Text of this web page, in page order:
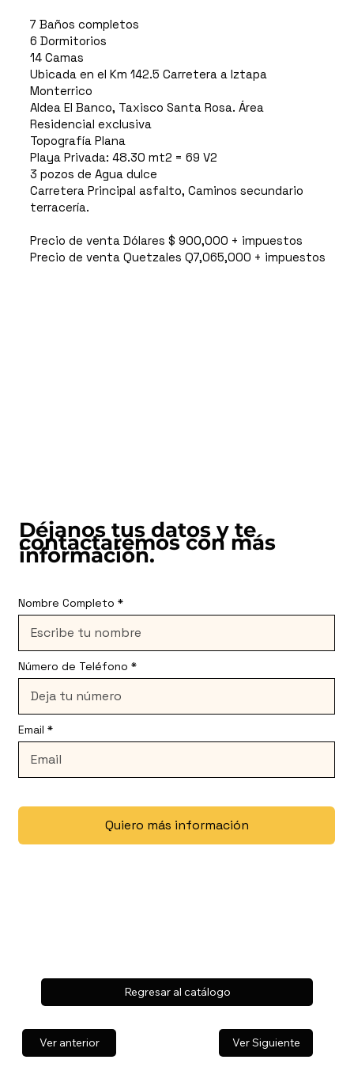
Ver anterior
Regresar al catálogo
Ver Siguiente
Déjanos tus datos y te
contactaremos con más
información.
Nombre Completo
Número de Teléfono
Email
Quiero más información
7 Baños completos
6 Dormitorios
14 Camas
Ubicada en el Km 142.5 Carretera a Iztapa
Monterrico
Aldea El Banco, Taxisco Santa Rosa. Área
Residencial exclusiva
Topografía Plana
Playa Privada: 48.30 mt2 = 69 V2
3 pozos de Agua dulce
Carretera Principal asfalto, Caminos secundario
terracería.
Precio de venta Dólares $ 900,000 + impuestos
Precio de venta Quetzales Q7,065,000 + impuestos